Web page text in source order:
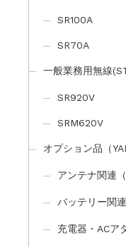
SR100A
SR70A
一般業務用無線
SR920V
SRM620V
オプション品（
アンテナ関連（
バッテリー関連
充電器・ACア